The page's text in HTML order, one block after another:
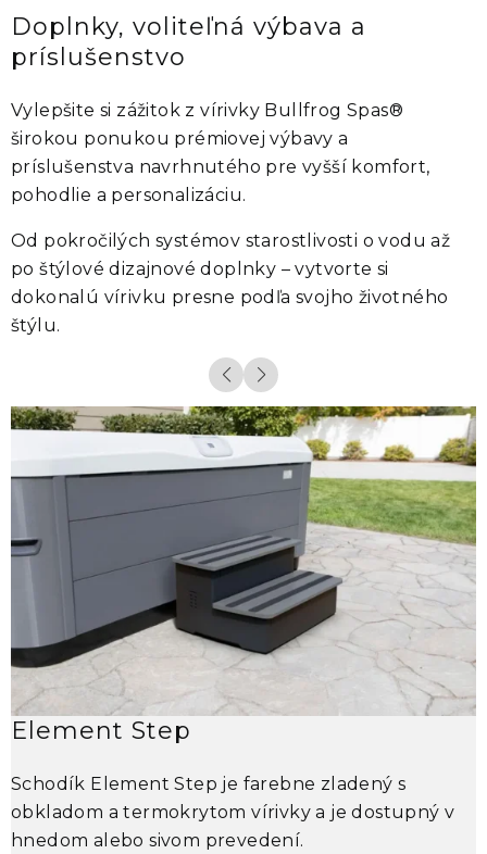
Doplnky, voliteľná výbava a
príslušenstvo
Vylepšite si zážitok z vírivky Bullfrog Spas®
širokou ponukou prémiovej výbavy a
príslušenstva navrhnutého pre vyšší komfort,
pohodlie a personalizáciu.
Od pokročilých systémov starostlivosti o vodu až
po štýlové dizajnové doplnky – vytvorte si
dokonalú vírivku presne podľa svojho životného
štýlu.
Element Step
Schodík Element Step je farebne zladený s
obkladom a termokrytom vírivky a je dostupný v
hnedom alebo sivom prevedení.